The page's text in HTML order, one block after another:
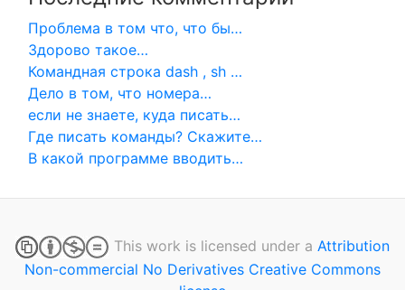
Проблема в том что, что бы…
Здорово такое…
Командная строка dash , sh …
Дело в том, что номера…
если не знаете, куда писать…
Где писать команды? Скажите…
В какой программе вводить…
This work is licensed under a Attribution
Non-commercial No Derivatives Creative Commons